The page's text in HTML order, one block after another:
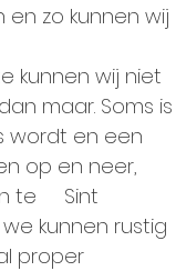
zo kunnen wij
kunnen wij niet
maar. Soms is
wordt en een
op en neer,
Sint
kunnen rustig
proper